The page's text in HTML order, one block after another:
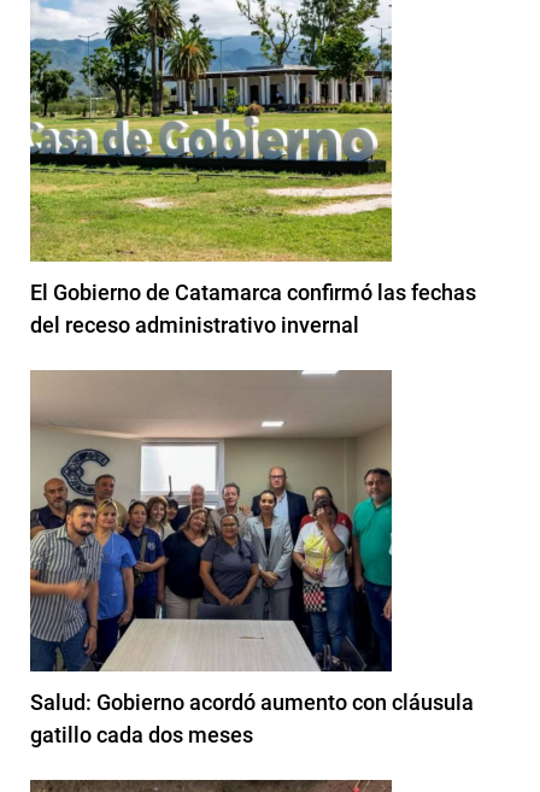
El Gobierno de Catamarca confirmó las fechas
del receso administrativo invernal
Salud: Gobierno acordó aumento con cláusula
gatillo cada dos meses